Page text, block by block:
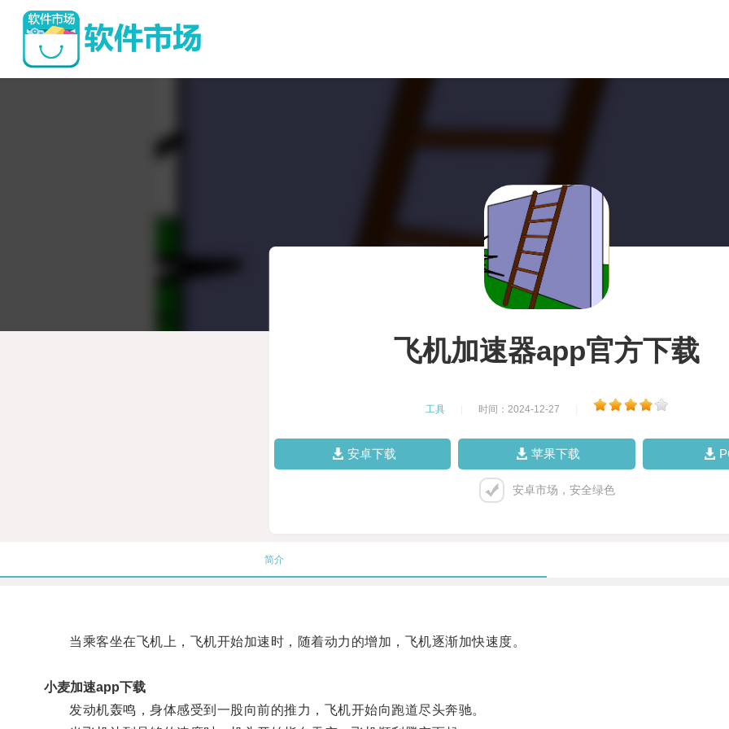
飞机加速器app官方下载
工具 时间：2024-12-27
安卓下载 苹果下载
安卓市场，安全绿色
简介
当乘客坐在飞机上，飞机开始加速时，随着动力的增加，飞机逐渐加快速度。
小麦加速app下载
发动机轰鸣，身体感受到一股向前的推力，飞机开始向跑道尽头奔驰。